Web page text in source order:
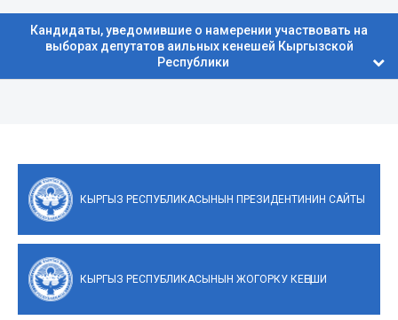
Кандидаты, уведомившие о намерении участвовать на
выборах депутатов аильных кенешей Кыргызской
Республики
КЫРГЫЗ РЕСПУБЛИКАСЫНЫН ПРЕЗИДЕНТИНИН САЙТЫ
КЫРГЫЗ РЕСПУБЛИКАСЫНЫН ЖОГОРКУ КЕҢЕШИ